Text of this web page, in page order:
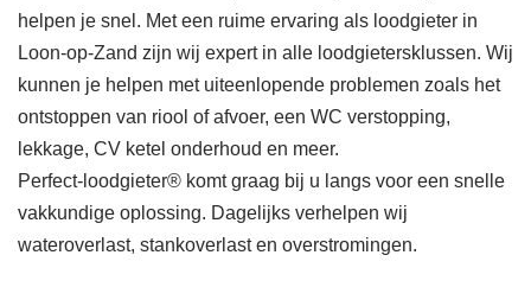
helpen je snel. Met een ruime ervaring als loodgieter in
Loon-op-Zand zijn wij expert in alle loodgietersklussen. Wij
kunnen je helpen met uiteenlopende problemen zoals het
ontstoppen van riool of afvoer, een WC verstopping,
lekkage, CV ketel onderhoud en meer.
Perfect-loodgieter® komt graag bij u langs voor een snelle
vakkundige oplossing. Dagelijks verhelpen wij
wateroverlast, stankoverlast en overstromingen.